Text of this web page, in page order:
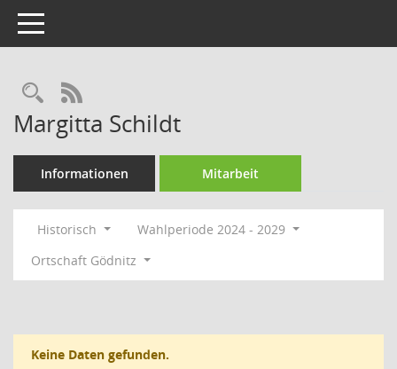
Toggle navigation
Rechercheauswahl
RSS-Feed
Margitta Schildt
Informationen Mitarbeit
Historisch
Wahlperiode 2024 - 2029
Ortschaft Gödnitz
Keine Daten gefunden.